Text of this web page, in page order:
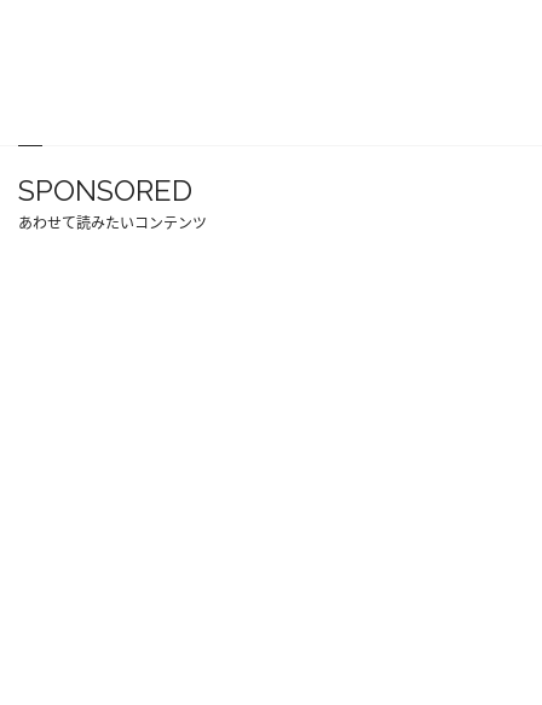
SPONSORED
あわせて読みたいコンテンツ